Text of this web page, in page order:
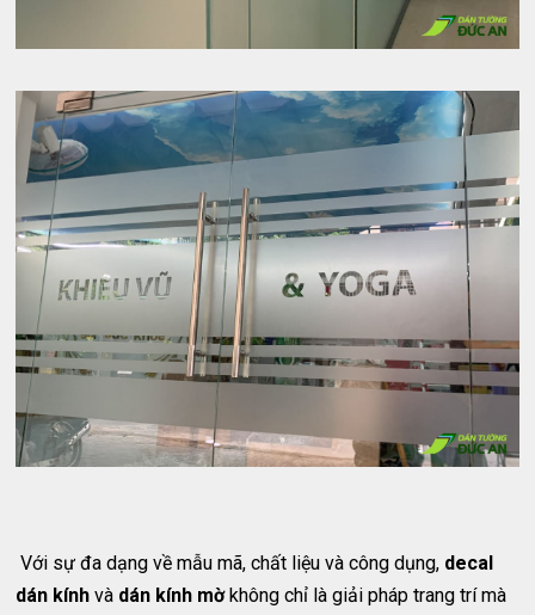
Với sự đa dạng về mẫu mã, chất liệu và công dụng, decal
dán kính và dán kính mờkhông chỉ là giải pháp trang trí mà